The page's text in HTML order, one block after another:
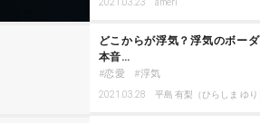
2021.03.23 ameri
どこからが浮気？浮気のボー
本音…
恋愛 浮気
2021.03.28 平島 有梨（ひらしま ゆり